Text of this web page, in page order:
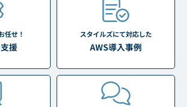
任せ！
援
スタイルズにて対応した
AWS導入事例